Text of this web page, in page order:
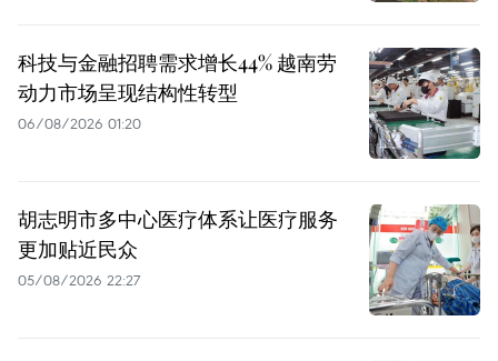
科技与金融招聘需求增长44% 越南劳
动力市场呈现结构性转型
06/08/2026 01:20
胡志明市多中心医疗体系让医疗服务
更加贴近民众
05/08/2026 22:27